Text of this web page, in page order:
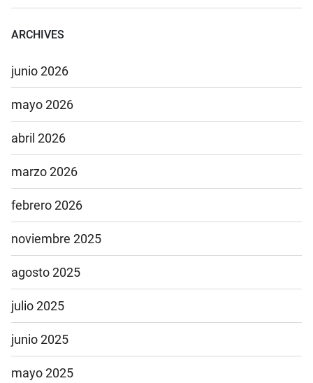
ARCHIVES
junio 2026
mayo 2026
abril 2026
marzo 2026
febrero 2026
noviembre 2025
agosto 2025
julio 2025
junio 2025
mayo 2025